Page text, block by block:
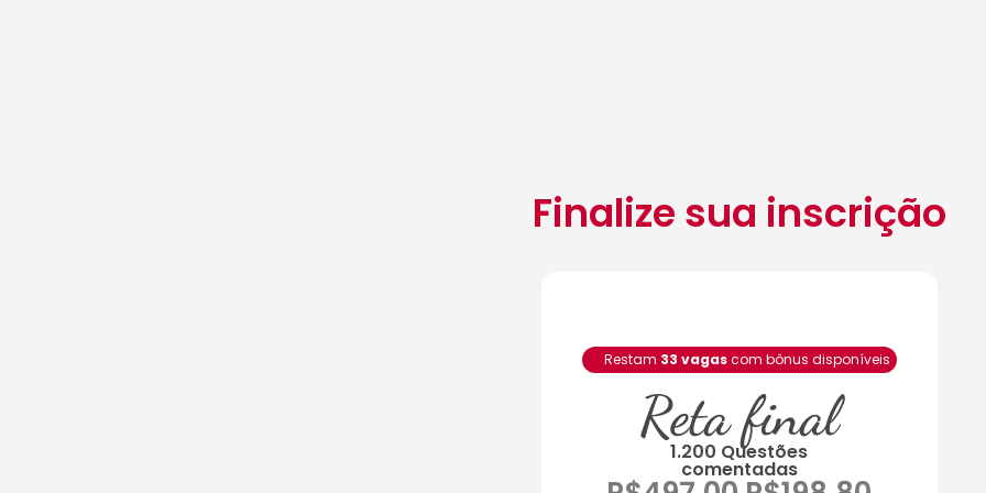
Finalize sua inscrição
Restam 33 vagascom bônus disponíveis
Reta final
1.200 Questões
comentadas